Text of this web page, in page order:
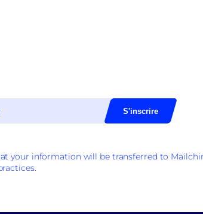
your information will be transferred to